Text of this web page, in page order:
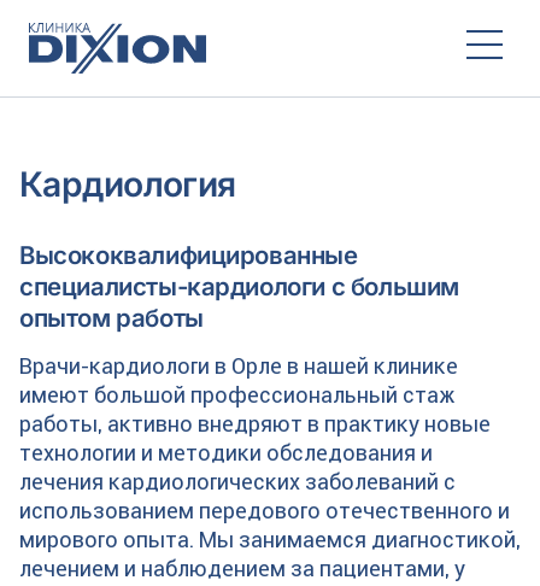
Кардиология
Высококвалифицированные
специалисты-кардиологи с большим
опытом работы
Врачи-кардиологи в Орле в нашей клинике
имеют большой профессиональный стаж
работы, активно внедряют в практику новые
технологии и методики обследования и
лечения кардиологических заболеваний с
использованием передового отечественного и
мирового опыта. Мы занимаемся диагностикой,
лечением и наблюдением за пациентами, у